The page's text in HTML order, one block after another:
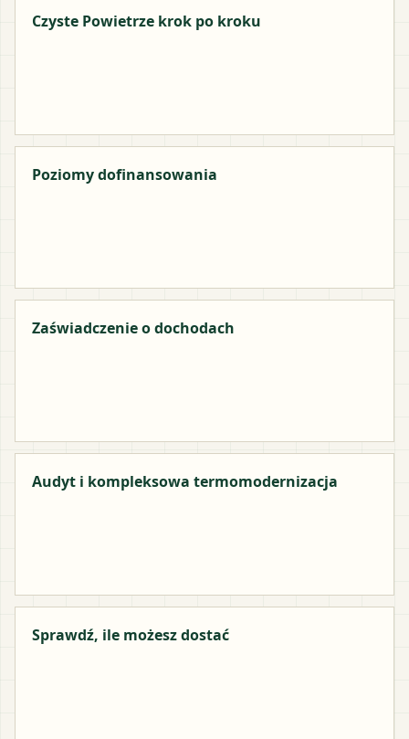
Czyste Powietrze krok po kroku
Poziomy dofinansowania
Zaświadczenie o dochodach
Audyt i kompleksowa termomodernizacja
Sprawdź, ile możesz dostać